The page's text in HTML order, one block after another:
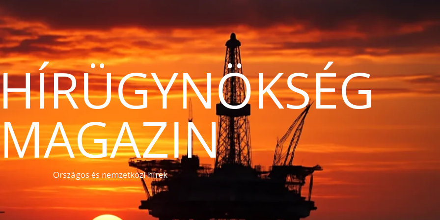
MAGAZIN
Országos és nemzetközi hírek